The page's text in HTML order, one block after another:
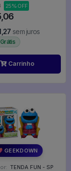
De Jack
25% OFF
sem juros
Carrinho
GEEKDOWN
TENDA FUN - SP